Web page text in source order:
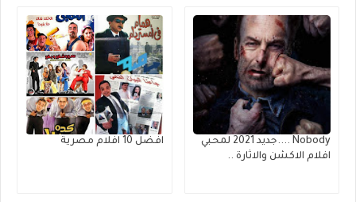
Nobody ....جديد 2021 لمحبي
افلام الاكشن والاثارة ..
افضل 10 افلام مصرية